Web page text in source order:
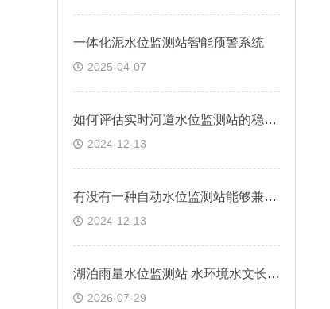
一体化泥水位监测站智能预警系统
2025-04-07
如何评估实时河道水位监测站的稳定性和可靠性？
2024-12-13
有没有一种自动水位监测站能够兼容多种数据传输方式？
2024-12-13
湖泊雨量水位监测站 水环境水文长期观测方案
2026-07-29